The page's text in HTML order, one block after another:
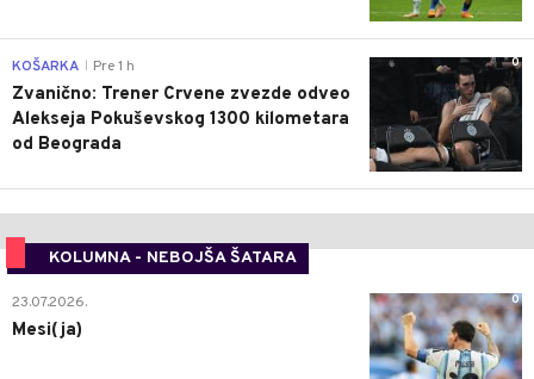
0
KOŠARKA Pre 1 h
Zvanično: Trener Crvene zvezde odveo
Alekseja Pokuševskog 1300 kilometara
od Beograda
KOLUMNA - NEBOJŠA ŠATARA
0
23.07.2026.
Mesi(ja)